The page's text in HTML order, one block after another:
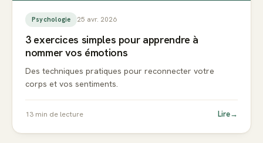
Psychologie 25 avr. 2026
3 exercices simples pour apprendre à
nommer vos émotions
Des techniques pratiques pour reconnecter votre
corps et vos sentiments.
13 min de lecture Lire→